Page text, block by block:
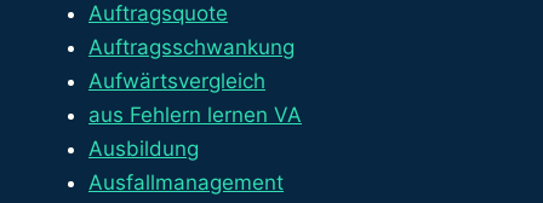
Auftragsquote
Auftragsschwankung
Aufwärtsvergleich
aus Fehlern lernen VA
Ausbildung
Ausfallmanagement